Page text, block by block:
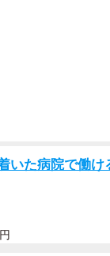
いた病院で働け